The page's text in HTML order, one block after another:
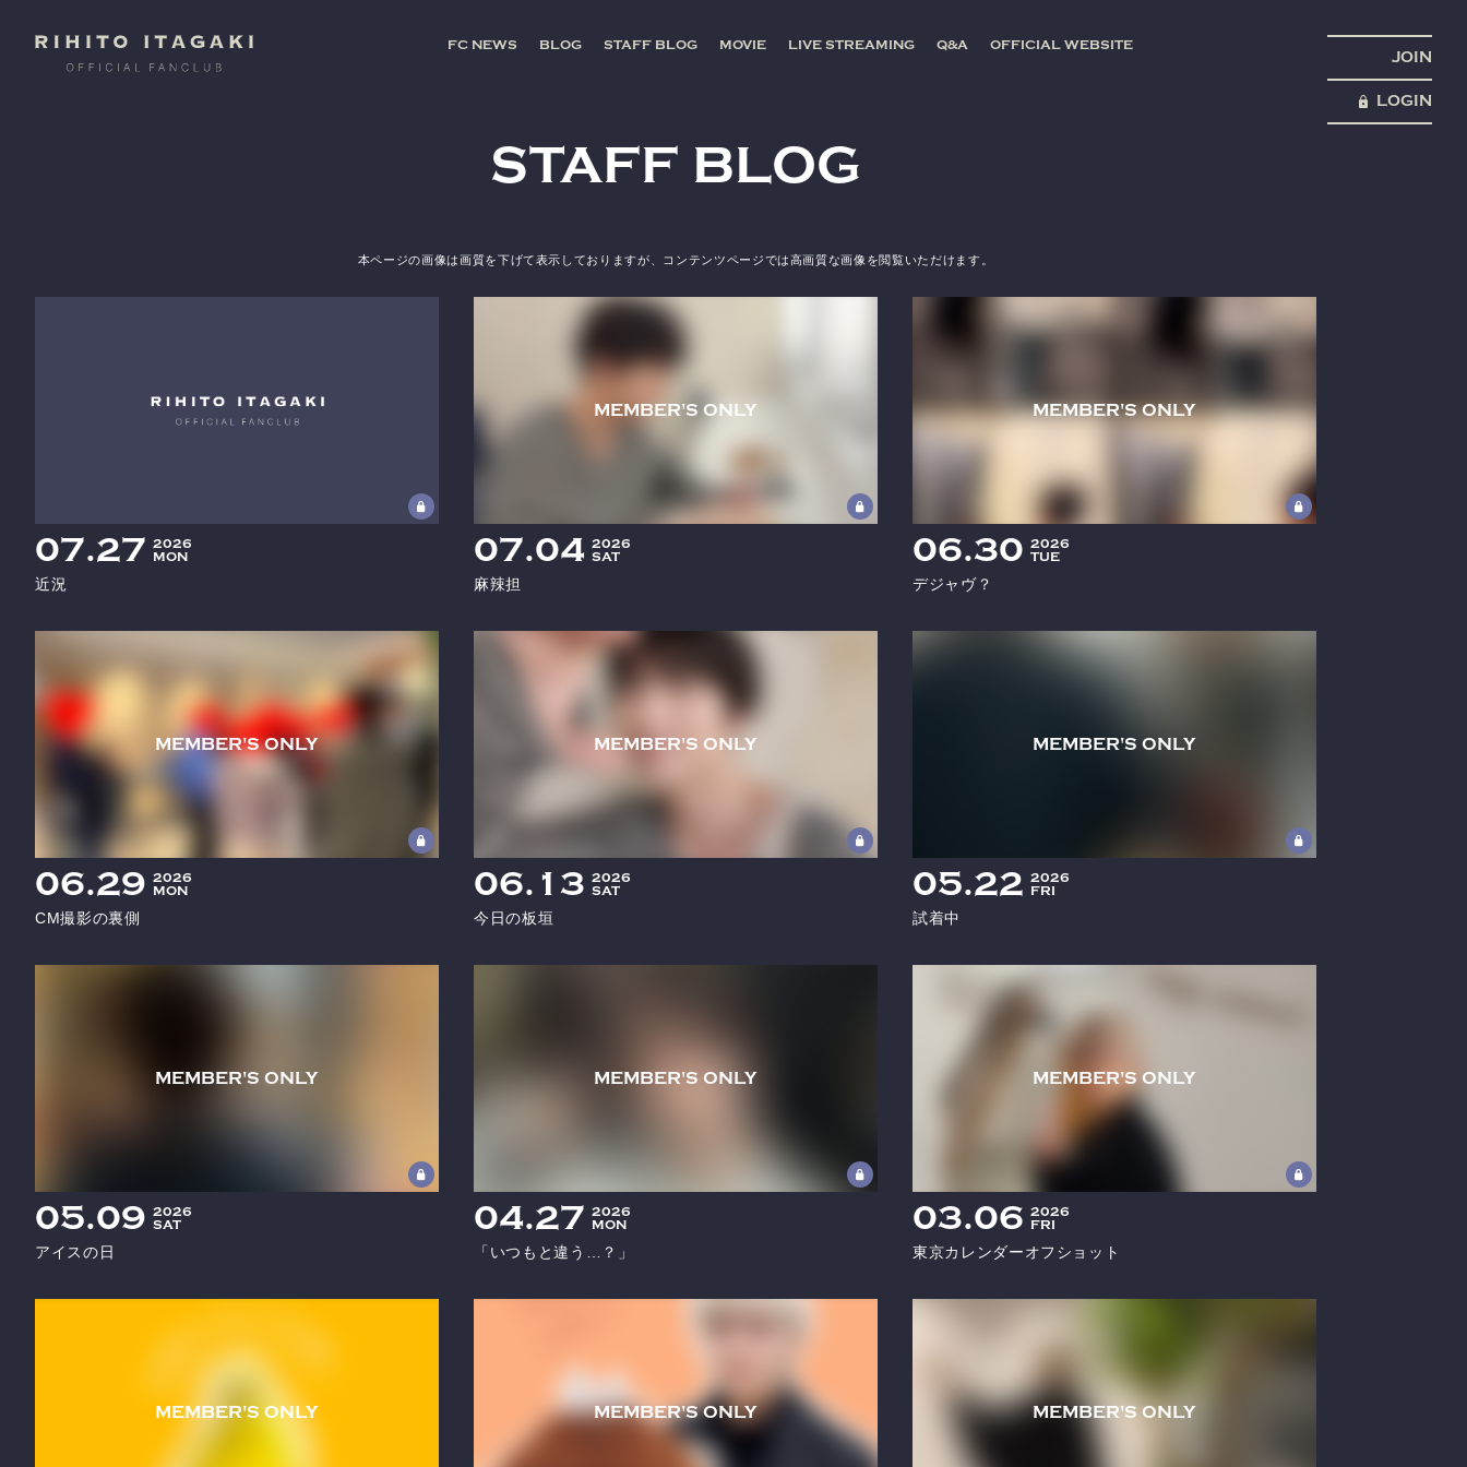
FC NEWS BLOG STAFF BLOG MOVIE LIVE STREAMING Q&A OFFICIAL WEBSITE
JOIN
LOGIN
STAFF BLOG
本ページの画像は画質を下げて表示しておりますが、 コンテンツページでは高画質な画像を閲覧いただけます。
2026
07 27 MON
近況
2026
07 04 SAT
麻辣担
2026
06 30 TUE
デジャヴ？
2026
06 29 MON
CM撮影の裏側
2026
06 13 SAT
今日の板垣
2026
05 22 FRI
試着中
2026
05 09 SAT
アイスの日
2026
04 27 MON
「いつもと違う…？」
2026
03 06 FRI
東京カレンダーオフショット
当サイトについて